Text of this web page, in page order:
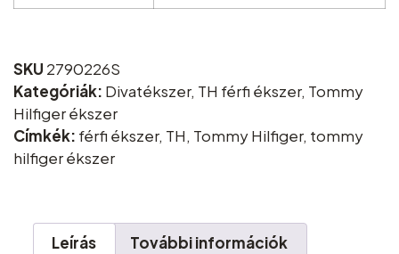
SKU 2790226S
Kategóriák: Divatékszer, TH férfi ékszer, Tommy
Hilfiger ékszer
Címkék: férfi ékszer, TH, Tommy Hilfiger, tommy
hilfiger ékszer
Leírás További információk